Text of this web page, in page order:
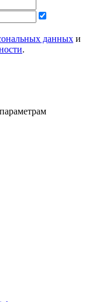
данных и
.